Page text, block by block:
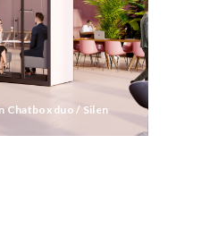
Chatbox duo / Silen